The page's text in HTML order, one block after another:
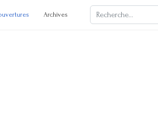
Archives Rechercher